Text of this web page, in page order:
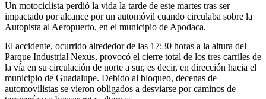
Un motociclista perdió la vida la tarde de este martes tras ser
impactado por alcance por un automóvil cuando circulaba sobre la
Autopista al Aeropuerto, en el municipio de Apodaca.
El accidente, ocurrido alrededor de las 17:30 horas a la altura del
Parque Industrial Nexus, provocó el cierre total de los tres carriles de
la vía en su circulación de norte a sur, es decir, en dirección hacia el
municipio de Guadalupe. Debido al bloqueo, decenas de
automovilistas se vieron obligados a desviarse por caminos de